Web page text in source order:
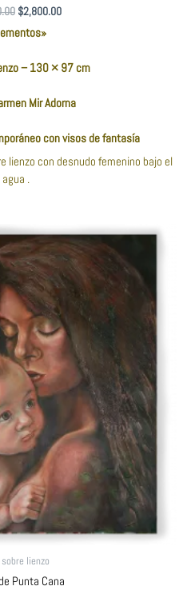
$2,800.00
– 130 × 97 cm
Mir Adorna
con visos de fantasía
lienzo con desnudo femenino bajo el
agua .
lienzo
Punta Cana